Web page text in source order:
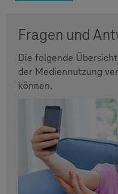
Fragen und
Die folgende
der Mediennutzung
können.